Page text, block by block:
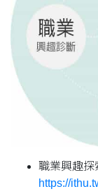
職業興趣探
https://